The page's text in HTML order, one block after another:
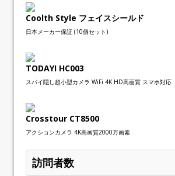
Coolth Style フェイスシールド
日本メーカー保証 (10個セット)
TODAYI HC003
スパイ隠し超小型カメラ WiFi 4K HD高画質 スマホ対応
Crosstour CT8500
アクションカメラ 4K高画質2000万画素
訪問者数